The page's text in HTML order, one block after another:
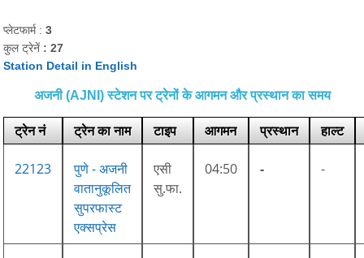
प्लेटफार्म :3
कुल ट्रेनें : 27
Station Detail in English
अजनी (AJNI) स्टेशन पर ट्रेनों के आगमन और प्रस्थान का समय
ट्रेन नं ट्रेन का नाम टाइप आगमन प्रस्थान हाल्ट
22123
पुणे - अजनी
वातानुकूलित
सुपरफास्ट
एक्सप्रेस
एसी
सु.फा.
04:50 - -